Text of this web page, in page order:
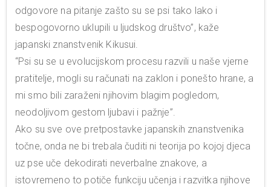
odgovore na pitanje zašto su se psi tako lako i
bespogovorno uklupili u ljudskog društvo”, kaže
japanski znanstvenik Kikusui.
“Psi su se u evolucijskom procesu razvili u naše vjerne
pratitelje, mogli su računati na zaklon i ponešto hrane, a
mi smo bili zaraženi njihovim blagim pogledom,
neodoljivom gestom ljubavi i pažnje”.
Ako su sve ove pretpostavke japanskih znanstvenika
točne, onda ne bi trebala čuditi ni teorija po kojoj djeca
uz pse uče dekodirati neverbalne znakove, a
istovremeno to potiče funkciju učenja i razvitka njihove